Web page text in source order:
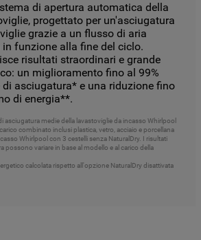
di apertura automatica della
progettato per un'asciugatura
grazie a un flusso di aria
in funzione alla fine del ciclo.
risultati straordinari e grande
: un miglioramento fino al 99%
asciugatura* e una riduzione fino
di energia**.
asciugatura medie della lavastoviglie da incasso Whirlpool
combinato inclusi plastica, vetro, acciaio e porcellana
Whirlpool con 3 cestelli senza NaturalDry. I risultati
possono variare in base al modello e al carico della
calcolata rispetto all'opzione NaturalDry disattivata